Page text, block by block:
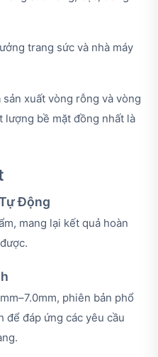
trang sức và nhà máy
xuất vòng rỗng và vòng
lượng bề mặt đồng nhất là
Động
mang lại kết quả hoàn
phiên bản phổ
đáp ứng các yêu cầu